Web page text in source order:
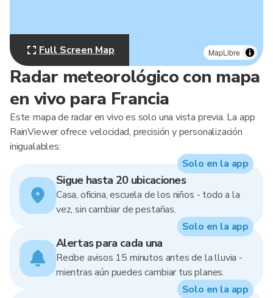
Radar meteorológico con mapa
en vivo para Francia
Este mapa de radar en vivo es solo una vista previa. La app
RainViewer ofrece velocidad, precisión y personalización
inigualables:
Sigue hasta 20 ubicaciones
Casa, oficina, escuela de los niños - todo a la
vez, sin cambiar de pestañas.
Solo en la app
Alertas para cada una
Recibe avisos 15 minutos antes de la lluvia -
mientras aún puedes cambiar tus planes.
Solo en la app
Solo en la app
MapLibre
Full Screen Map